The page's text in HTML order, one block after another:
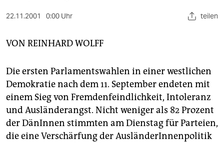
nord
wahrheit
verlag
verlag
veranstaltungen
22.11.2001 0:00 Uhr teilen
VON REINHARD WOLFF
Die ersten Parlamentswahlen in einer westlichen
Demokratie nach dem 11. September endeten mit
einem Sieg von Fremdenfeindlichkeit, Intoleranz
und Ausländerangst. Nicht weniger als 82 Prozent
der DänInnen stimmten am Dienstag für Parteien,
die eine Verschärfung der AusländerInnenpolitik